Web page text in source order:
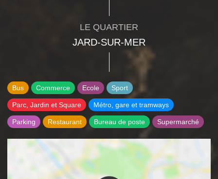
LE QUARTIER
JARD-SUR-MER
Bus Commerce Ecole Sport
Parc, Jardin et Square Métro, gare et tramways
Parking Restaurant Bureau de poste Supermarché